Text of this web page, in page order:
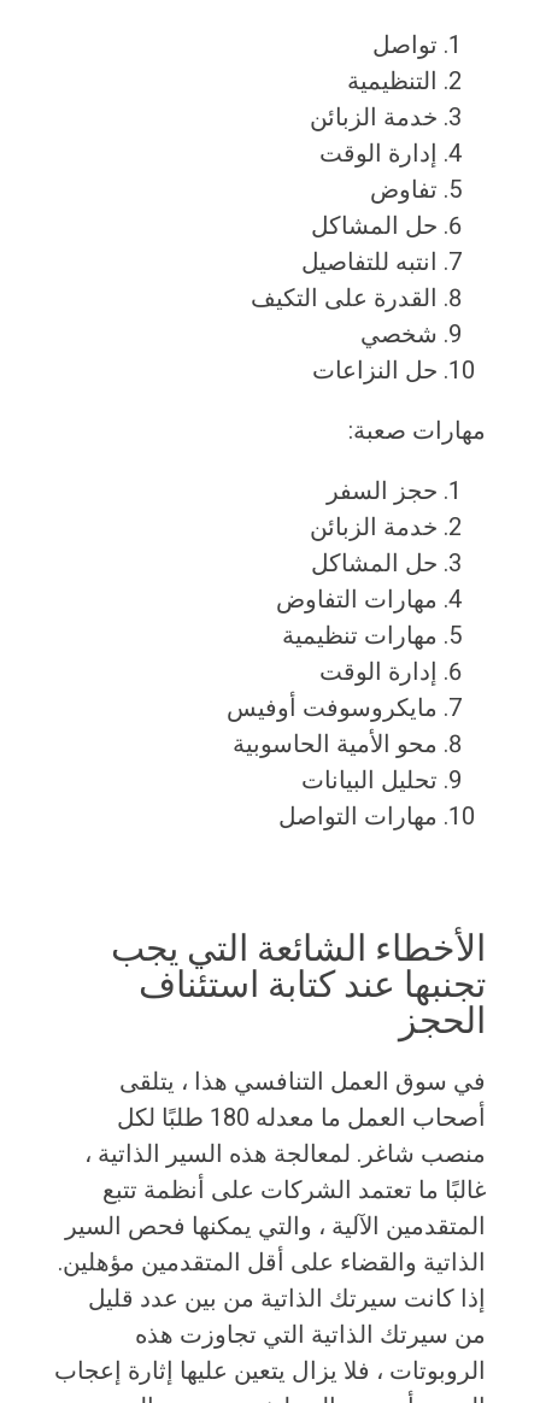
تواصل
التنظيمية
خدمة الزبائن
إدارة الوقت
تفاوض
حل المشاكل
انتبه للتفاصيل
القدرة على التكيف
شخصي
حل النزاعات
مهارات صعبة:
حجز السفر
خدمة الزبائن
حل المشاكل
مهارات التفاوض
مهارات تنظيمية
إدارة الوقت
مايكروسوفت أوفيس
محو الأمية الحاسوبية
تحليل البيانات
مهارات التواصل
الأخطاء الشائعة التي يجب
تجنبها عند كتابة استئناف
الحجز
في سوق العمل التنافسي هذا ، يتلقى
أصحاب العمل ما معدله 180 طلبًا لكل
منصب شاغر. لمعالجة هذه السير الذاتية ،
غالبًا ما تعتمد الشركات على أنظمة تتبع
المتقدمين الآلية ، والتي يمكنها فحص السير
الذاتية والقضاء على أقل المتقدمين مؤهلين.
إذا كانت سيرتك الذاتية من بين عدد قليل
من سيرتك الذاتية التي تجاوزت هذه
الروبوتات ، فلا يزال يتعين عليها إثارة إعجاب